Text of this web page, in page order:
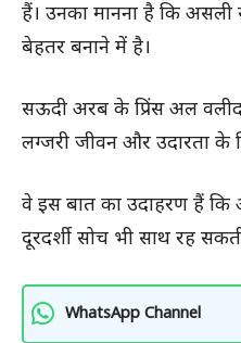
हैं। उनका मानना है कि
बेहतर बनाने में है।
सऊदी अरब के प्रिंस अल
लग्जरी जीवन और उदारता के
वे इस बात का उदाहरण हैं
दूरदर्शी सोच भी साथ रह
WhatsApp Channel